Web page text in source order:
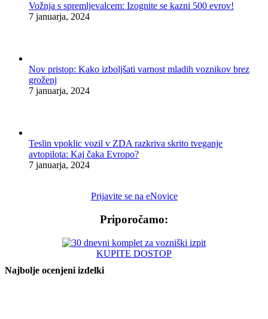
Vožnja s spremljevalcem: Izognite se kazni 500 evrov!
7 januarja, 2024
Nov pristop: Kako izboljšati varnost mladih voznikov brez
groženj
7 januarja, 2024
Teslin vpoklic vozil v ZDA razkriva skrito tveganje
avtopilota: Kaj čaka Evropo?
7 januarja, 2024
Prijavite se na eNovice
Priporočamo:
KUPITE DOSTOP
Najbolje ocenjeni izdelki